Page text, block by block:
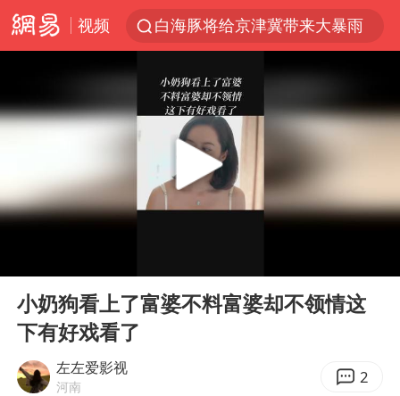
视频
白海豚将给京津冀带来大暴雨
《披荆斩棘2026》阵容官宣
上海有出现龙卷潜势
香港高温刷新历史纪录
2025年小学教师减少13.19万
以军士兵把枪口对准中国记者
Play
小奶狗看上了富婆不料富婆却不领情这
下有好戏看了
左左爱影视
河南 2